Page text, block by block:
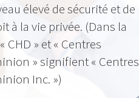
élevé de sécurité et de
à la vie privée. (Dans la
» et « Centres
» signifient « Centres
Inc. »)